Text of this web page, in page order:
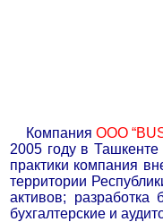
Компания ООО “
2005 году в
практики компания
территории
активов; разработка
бухгалтерские и